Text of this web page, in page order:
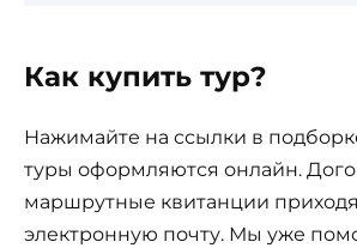
Как купить тур?
Нажимайте на ссылки в
туры оформляются онлайн.
маршрутные квитанции
электронную почту. Мы уже